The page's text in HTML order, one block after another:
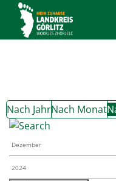
Nach JahrNach Monat